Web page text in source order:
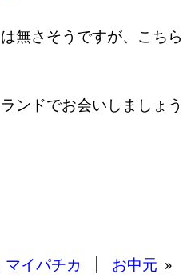
無さそうですが、こちら
ンドでお会いしましょう
マイパチカ お中元 »